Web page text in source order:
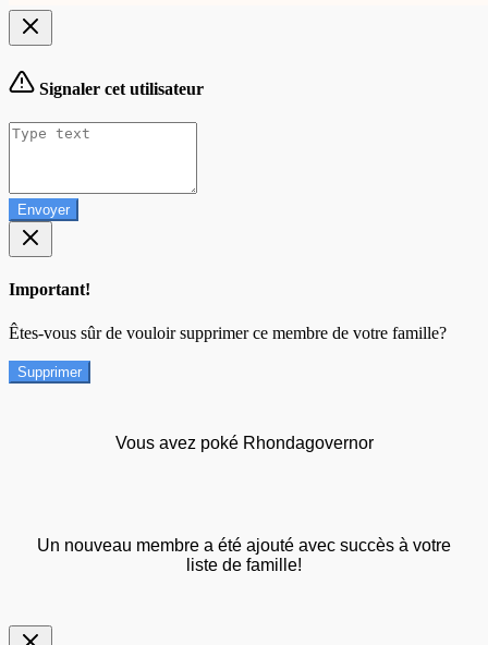
Signaler cet utilisateur
Envoyer
Important!
Êtes-vous sûr de vouloir supprimer ce membre de votre famille?
Supprimer
Vous avez poké Rhondagovernor
Un nouveau membre a été ajouté avec succès à votre
liste de famille!